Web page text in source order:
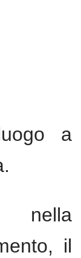
a
nella
il